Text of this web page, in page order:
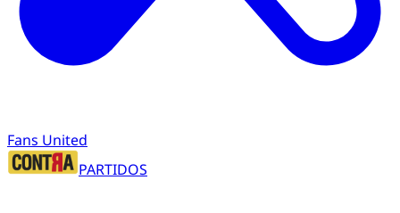
Fans United
PARTIDOS